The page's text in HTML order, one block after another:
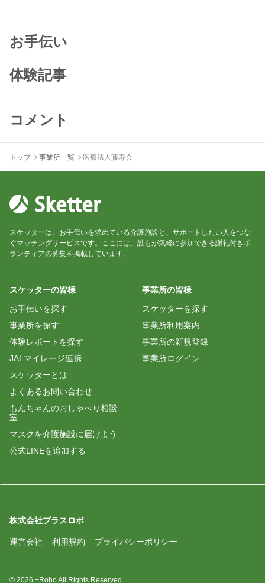
お手伝い
体験記事
コメント
トップ 事業所一覧 医療法人藤寿会
スケッターは、お手伝いを求めている介護施設と、サポートしたい人をつな
ぐマッチングサービスです。ここには、誰もが気軽に参加できる謝礼付きボ
ランティアの募集を掲載しています。
スケッターの皆様
お手伝いを探す
事業所を探す
体験レポートを探す
JALマイレージ連携
スケッターとは
よくあるお問い合わせ
もんちゃんのおしゃべり相談
室
マスクを介護施設に届けよう
公式LINEを追加する
事業所の皆様
スケッターを探す
事業所利用案内
事業所の新規登録
事業所ログイン
株式会社プラスロボ
運営会社 利用規約 プライバシーポリシー
© 2026 +Robo All Rights Reserved.